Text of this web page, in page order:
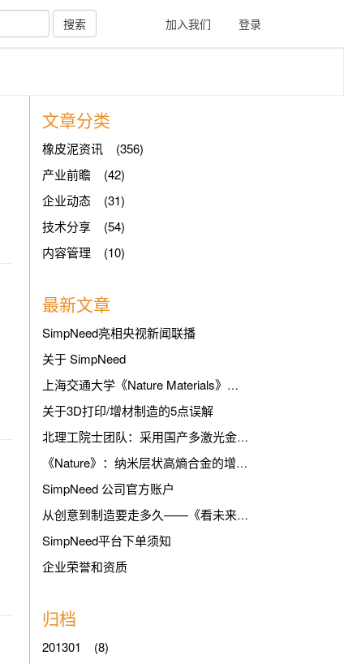
搜索 加入我们 登录
文章分类
橡皮泥资讯 (356)
产业前瞻 (42)
企业动态 (31)
技术分享 (54)
内容管理 (10)
最新文章
SimpNeed亮相央视新闻联播
关于 SimpNeed
上海交通大学《Nature Materials》：高抗疲劳3D打印铝合金
关于3D打印/增材制造的5点误解
北理工院士团队：采用国产多激光金属3D打印装备制备出高铁刹车盘
《Nature》：纳米层状高熵合金的增材制造
SimpNeed 公司官方账户
从创意到制造要走多久——《看未来》余杭电台专访简需SimpNeed 3D打印工厂
SimpNeed平台下单须知
企业荣誉和资质
归档
201301 (8)